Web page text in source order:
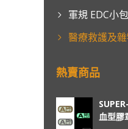
軍規 EDC小包
醫療救護及
熱賣商品
血型膠